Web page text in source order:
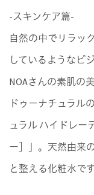
-スキンケア篇-
自然の中でリラッ
しているようなビ
NOAさんの素肌の
ドゥーナチュラル
ュラル ハイドレー
ー］」。天然由来
と整える化粧水です